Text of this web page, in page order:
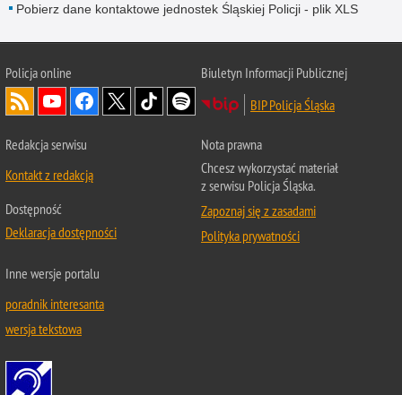
Pobierz dane kontaktowe jednostek Śląskiej Policji - plik XLS
Policja online
Biuletyn Informacji Publicznej
BIP Policja Śląska
Redakcja serwisu
Kontakt z redakcją
Dostępność
Deklaracja dostępności
Nota prawna
Chcesz wykorzystać materiał
z serwisu Policja Śląska.
Zapoznaj się z zasadami
Polityka prywatności
Inne wersje portalu
poradnik interesanta
wersja tekstowa